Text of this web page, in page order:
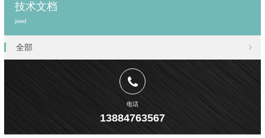
技术文档
jswd
全部
电话
13884763567